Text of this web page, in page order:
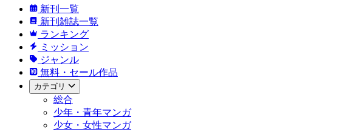
新刊一覧
新刊雑誌一覧
ランキング
ミッション
ジャンル
無料・セール作品
カテゴリ
総合
少年・青年マンガ
少女・女性マンガ